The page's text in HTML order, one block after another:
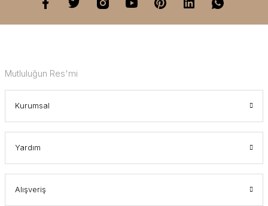
Mutluluğun Res'mi
Kurumsal
Yardım
Alışveriş